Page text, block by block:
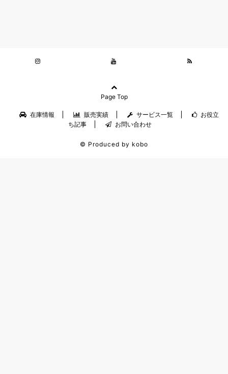
Page Top
在庫情報 販売実績 サービス一覧
お役立
ち記事
お問い合わせ
© Produced by kobo